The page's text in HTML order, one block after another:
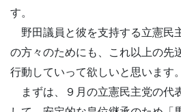
す。
野田議員と彼を支持する立憲民
の方々のためにも、これ以上の先
行動していって欲しいと思います。
まずは、９月の立憲民主党の代